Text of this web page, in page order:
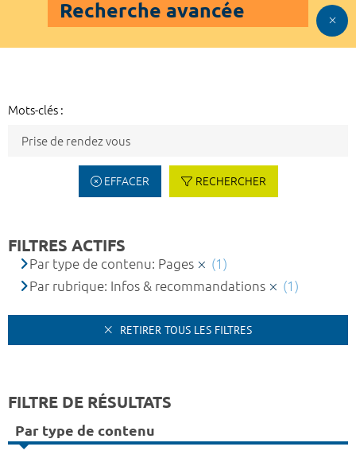
Recherche avancée
Mots-clés :
EFFACER RECHERCHER
FILTRES ACTIFS
Par type de contenu: Pages
(1)
Par rubrique: Infos & recommandations
(1)
RETIRER TOUS LES FILTRES
FILTRE DE RÉSULTATS
Par type de contenu